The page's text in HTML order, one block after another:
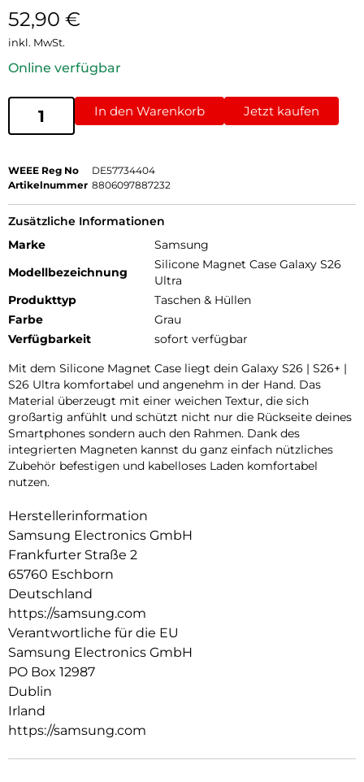
52,90 €
inkl. MwSt.
Online verfügbar
In den Warenkorb Jetzt kaufen
WEEE Reg No
DE57734404
Artikelnummer 8806097887232
Zusätzliche Informationen
Marke
Samsung
Modellbezeichnung
Silicone Magnet Case Galaxy S26
Ultra
Produkttyp
Taschen & Hüllen
Farbe
Grau
Verfügbarkeit
sofort verfügbar
Mit dem Silicone Magnet Case liegt dein Galaxy S26 | S26+ |
S26 Ultra komfortabel und angenehm in der Hand. Das
Material überzeugt mit einer weichen Textur, die sich
großartig anfühlt und schützt nicht nur die Rückseite deines
Smartphones sondern auch den Rahmen. Dank des
integrierten Magneten kannst du ganz einfach nützliches
Zubehör befestigen und kabelloses Laden komfortabel
nutzen.
Herstellerinformation
Samsung Electronics GmbH
Frankfurter Straße 2
65760 Eschborn
Deutschland
https://samsung.com
Verantwortliche für die EU
Samsung Electronics GmbH
PO Box 12987
Dublin
Irland
https://samsung.com